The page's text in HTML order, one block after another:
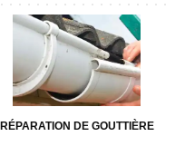
RÉPARATION DE GOUTTIÈRE